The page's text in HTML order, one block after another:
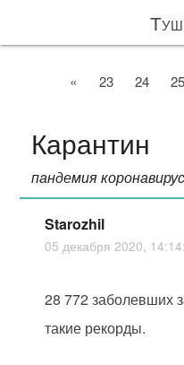
« 23 24 25
Карантин
пандемия
Starozhil
05 декабря 2020,
28 772 заболевших
такие рекорды.